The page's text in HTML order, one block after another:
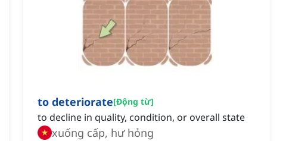
to deteriorate[Động từ]
to decline in quality, condition, or overall state
xuống cấp, hư hỏng